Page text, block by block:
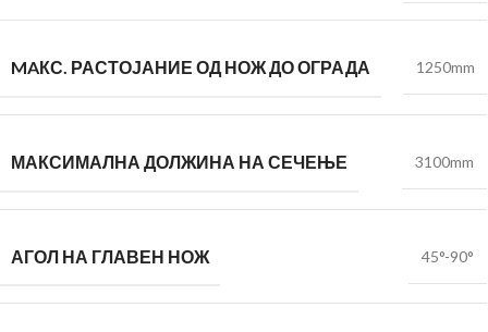
MAКС. РАСТОЈАНИЕ ОД НОЖ ДО ОГРАДА 1250mm
МАКСИМАЛНА ДОЛЖИНА НА СЕЧЕЊЕ 3100mm
АГОЛ НА ГЛАВЕН НОЖ 45°-90°